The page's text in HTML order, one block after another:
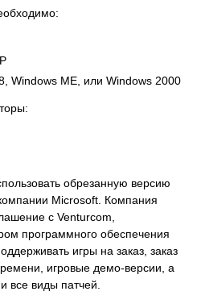
Windows ME, или Windows 2000
обрезанную версию
Microsoft. Компания
с Venturcom,
программного обеспечения
игры на заказ, заказ
игровые демо-версии, а
все виды патчей.